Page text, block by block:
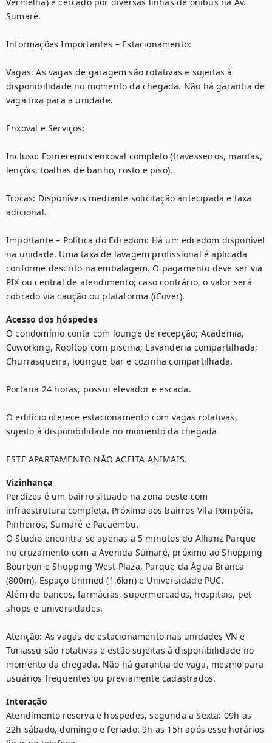
Sumaré.
Informações Importantes – Estacionamento:
Vagas: As vagas de garagem são rotativas e sujeitas à
disponibilidade no momento da chegada. Não há garantia de
vaga fixa para a unidade.
Enxoval e Serviços:
Incluso: Fornecemos enxoval completo (travesseiros, mantas,
lençóis, toalhas de banho, rosto e piso).
Trocas: Disponíveis mediante solicitação antecipada e taxa
adicional.
Importante – Política do Edredom: Há um edredom disponível
na unidade. Uma taxa de lavagem profissional é aplicada
conforme descrito na embalagem. O pagamento deve ser via
PIX ou central de atendimento; caso contrário, o valor será
cobrado via caução ou plataforma (iCover).
Acesso dos hóspedes
O condomínio conta com lounge de recepção; Academia,
Coworking, Rooftop com piscina; Lavanderia compartilhada;
Churrasqueira, loungue bar e cozinha compartilhada.
Portaria 24 horas, possui elevador e escada.
O edifício oferece estacionamento com vagas rotativas,
sujeito à disponibilidade no momento da chegada
ESTE APARTAMENTO NÃO ACEITA ANIMAIS.
Vizinhança
Perdizes é um bairro situado na zona oeste com
infraestrutura completa. Próximo aos bairros Vila Pompéia,
Pinheiros, Sumaré e Pacaembu.
O Studio encontra-se apenas a 5 minutos do Allianz Parque
no cruzamento com a Avenida Sumaré, próximo ao Shopping
Bourbon e Shopping West Plaza, Parque da Água Branca
(800m), Espaço Unimed (1,6km) e Universidade PUC.
Além de bancos, farmácias, supermercados, hospitais, pet
shops e universidades.
Atenção: As vagas de estacionamento nas unidades VN e
Turiassu são rotativas e estão sujeitas à disponibilidade no
momento da chegada. Não há garantia de vaga, mesmo para
usuários frequentes ou previamente cadastrados.
Interação
Atendimento reserva e hospedes, segunda a Sexta: 09h as
22h sábado, domingo e feriado: 9h as 15h após esse horários